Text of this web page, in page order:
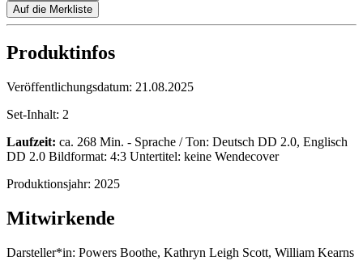
Auf die Merkliste
Produktinfos
Veröffentlichungsdatum: 21.08.2025
Set-Inhalt: 2
Laufzeit: ca. 268 Min. - Sprache / Ton: Deutsch DD 2.0, Englisch
DD 2.0 Bildformat: 4:3 Untertitel: keine Wendecover
Produktionsjahr: 2025
Mitwirkende
Darsteller*in: Powers Boothe, Kathryn Leigh Scott, William Kearns